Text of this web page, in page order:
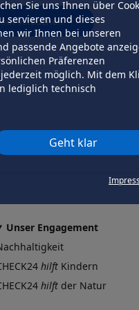
Sie uns Ihnen über
servieren und dieses
wir Ihnen bei unseren
passende Angebote
Präferenzen
möglich. Mit dem
lediglich technisch
Geht klar
versuchen
Unser Engagement
hilft Kindern
hilft der Natur